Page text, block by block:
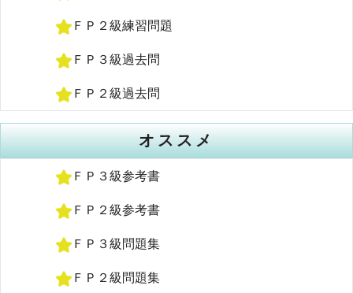
ＦＰ２級練習問題
ＦＰ３級過去問
ＦＰ２級過去問
オススメ
ＦＰ３級参考書
ＦＰ２級参考書
ＦＰ３級問題集
ＦＰ２級問題集